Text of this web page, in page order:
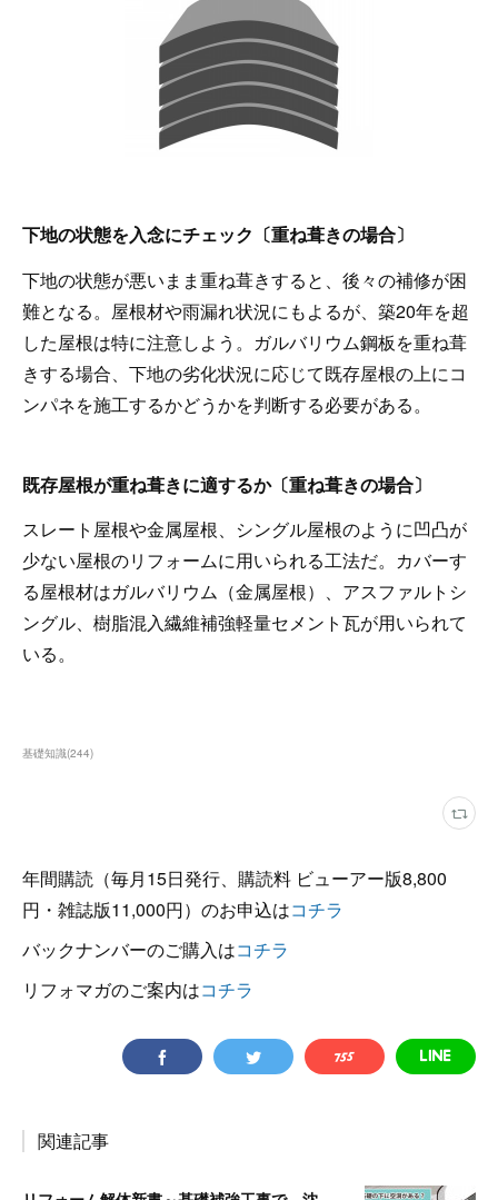
下地の状態を入念にチェック〔重ね葺きの場合〕
下地の状態が悪いまま重ね葺きすると、後々の補修が困
難となる。屋根材や雨漏れ状況にもよるが、築20年を超
した屋根は特に注意しよう。ガルバリウム鋼板を重ね葺
きする場合、下地の劣化状況に応じて既存屋根の上にコ
ンパネを施工するかどうかを判断する必要がある。
既存屋根が重ね葺きに適するか〔重ね葺きの場合〕
スレート屋根や金属屋根、シングル屋根のように凹凸が
少ない屋根のリフォームに用いられる工法だ。カバーす
る屋根材はガルバリウム（金属屋根）、アスファルトシ
ングル、樹脂混入繊維補強軽量セメント瓦が用いられて
いる。
基礎知識(244)
年間購読（毎月15日発行、購読料 ビューアー版8,800
円・雑誌版11,000円）のお申込はコチラ
バックナンバーのご購入はコチラ
リフォマガのご案内はコチラ
関連記事